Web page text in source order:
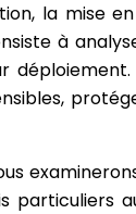
la mise
à
particuliers